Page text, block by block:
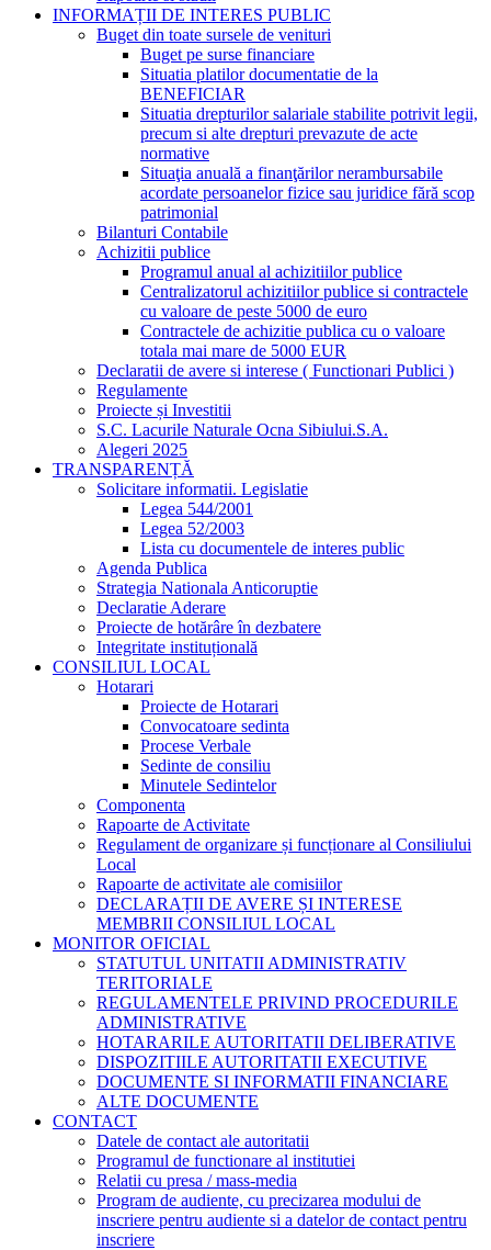
INFORMAȚII DE INTERES PUBLIC
Buget din toate sursele de venituri
Buget pe surse financiare
Situatia platilor documentatie de la
BENEFICIAR
Situatia drepturilor salariale stabilite potrivit legii,
precum si alte drepturi prevazute de acte
normative
Situaţia anuală a finanţărilor nerambursabile
acordate persoanelor fizice sau juridice fără scop
patrimonial
Bilanturi Contabile
Achizitii publice
Programul anual al achizitiilor publice
Centralizatorul achizitiilor publice si contractele
cu valoare de peste 5000 de euro
Contractele de achizitie publica cu o valoare
totala mai mare de 5000 EUR
Declaratii de avere si interese ( Functionari Publici )
Regulamente
Proiecte și Investitii
S.C. Lacurile Naturale Ocna Sibiului.S.A.
Alegeri 2025
TRANSPARENȚĂ
Solicitare informatii. Legislatie
Legea 544/2001
Legea 52/2003
Lista cu documentele de interes public
Agenda Publica
Strategia Nationala Anticoruptie
Declaratie Aderare
Proiecte de hotărâre în dezbatere
Integritate instituțională
CONSILIUL LOCAL
Hotarari
Proiecte de Hotarari
Convocatoare sedinta
Procese Verbale
Sedinte de consiliu
Minutele Sedintelor
Componenta
Rapoarte de Activitate
Regulament de organizare și funcționare al Consiliului
Local
Rapoarte de activitate ale comisiilor
DECLARAȚII DE AVERE ȘI INTERESE
MEMBRII CONSILIUL LOCAL
MONITOR OFICIAL
STATUTUL UNITATII ADMINISTRATIV
TERITORIALE
REGULAMENTELE PRIVIND PROCEDURILE
ADMINISTRATIVE
HOTARARILE AUTORITATII DELIBERATIVE
DISPOZITIILE AUTORITATII EXECUTIVE
DOCUMENTE SI INFORMATII FINANCIARE
ALTE DOCUMENTE
CONTACT
Datele de contact ale autoritatii
Programul de functionare al institutiei
Relatii cu presa / mass-media
Program de audiente, cu precizarea modului de
inscriere pentru audiente si a datelor de contact pentru
inscriere